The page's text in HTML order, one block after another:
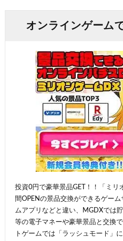
オンラインゲーム
投資0円で豪華景品GET！！「ミリ
間OPENの景品交換ができるゲー
ムアプリなどと違い、MGDXでは
等の電子マネーや豪華景品と交換
トゲームでは「ラッシュモード」